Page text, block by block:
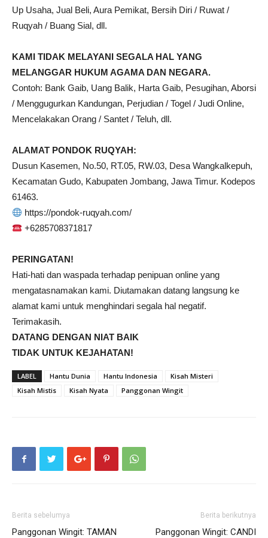
Up Usaha, Jual Beli, Aura Pemikat, Bersih Diri / Ruwat /
Ruqyah / Buang Sial, dll.
KAMI TIDAK MELAYANI SEGALA HAL YANG
MELANGGAR HUKUM AGAMA DAN NEGARA.
Contoh: Bank Gaib, Uang Balik, Harta Gaib, Pesugihan, Aborsi
/ Menggugurkan Kandungan, Perjudian / Togel / Judi Online,
Mencelakakan Orang / Santet / Teluh, dll.
ALAMAT PONDOK RUQYAH:
Dusun Kasemen, No.50, RT.05, RW.03, Desa Wangkalkepuh,
Kecamatan Gudo, Kabupaten Jombang, Jawa Timur. Kodepos
61463.
https://pondok-ruqyah.com/
+6285708371817
PERINGATAN!
Hati-hati dan waspada terhadap penipuan online yang
mengatasnamakan kami. Diutamakan datang langsung ke
alamat kami untuk menghindari segala hal negatif.
Terimakasih.
DATANG DENGAN NIAT BAIK
TIDAK UNTUK KEJAHATAN!
LABEL Hantu Dunia Hantu Indonesia
Kisah Misteri
Kisah Mistis
Kisah Nyata Panggonan Wingit
Berita sebelumya
Panggonan Wingit: TAMAN
Berita berikutnya
Panggonan Wingit: CANDI